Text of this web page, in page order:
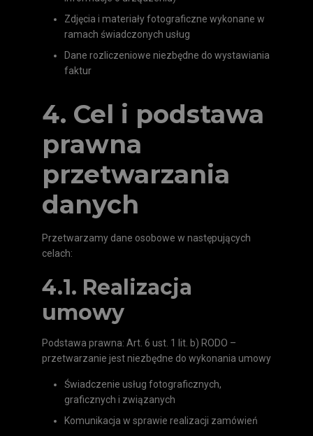
Zdjęcia i materiały fotograficzne wykonane w
ramach świadczonych usług
Dane rozliczeniowe niezbędne do wystawiania
faktur
4. Cel i podstawa
prawna
przetwarzania
danych
Przetwarzamy dane osobowe w następujących
celach:
4.1. Realizacja
umowy
Podstawa prawna: Art. 6 ust. 1 lit. b) RODO –
przetwarzanie jest niezbędne do wykonania umowy
Świadczenie usług fotograficznych,
graficznych i związanych
Komunikacja w sprawie realizacji zamówień